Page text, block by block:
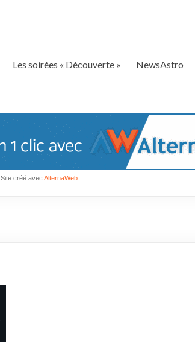
Les soirées « Découverte » NewsAstro
Site créé avec AlternaWeb